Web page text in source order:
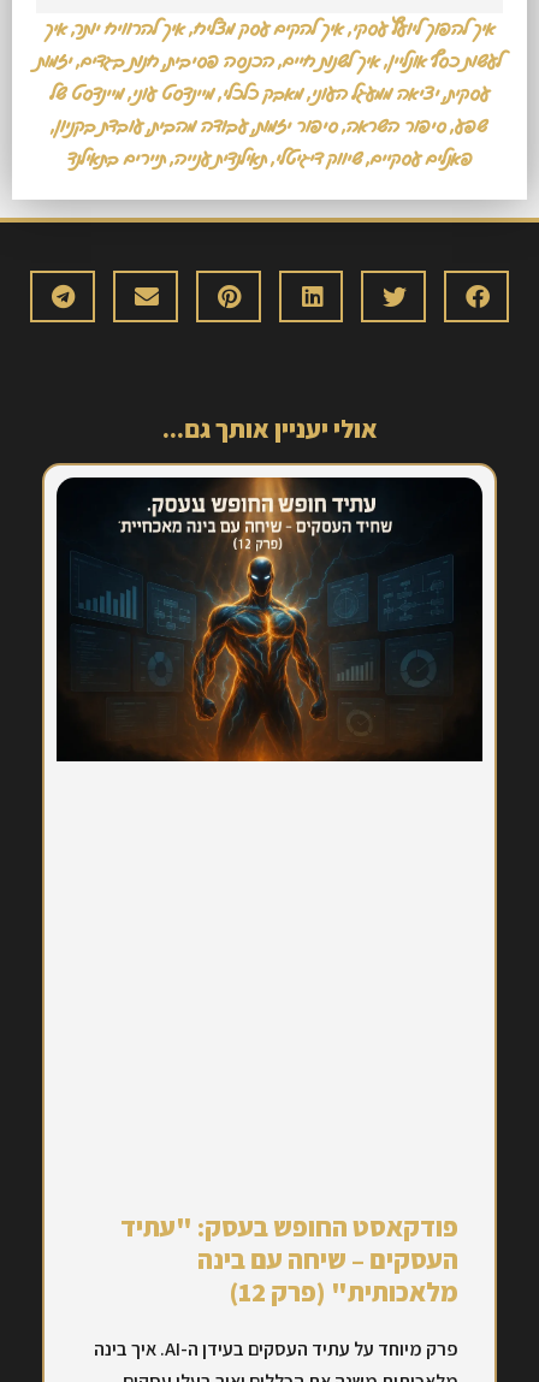
איך להפוך ליועץ עסקי,איך להקים עסק מצליח,איך להרוויח יותר,איך
לעשות כסף אונליין,איך לשנות חיים,הכנסה פסיבית,חנות בגדים,יזמות
עסקית,יציאה ממעגל העוני,מאבק כלכלי,מיינדסט עוני,מיינדסט של
שפע,סיפור השראה,סיפור יזמות,עבודה מהבית,עובדת בקניון,
פאנלים עסקיים,שיווק דיגיטלי,תאילנדית ענייה,תיירים בתאילנד
אולי יעניין אותך גם...
פודקאסט החופש בעסק: "עתיד
העסקים – שיחה עם בינה
מלאכותית" (פרק 12)
פרק מיוחד על עתיד העסקים בעידן ה-AI. איך בינה